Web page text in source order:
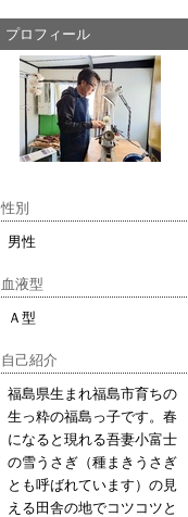
プロフィール
性別
男性
血液型
Ａ型
自己紹介
福島県生まれ福島市育ちの
生っ粋の福島っ子です。春
になると現れる吾妻小富士
の雪うさぎ（種まきうさぎ
とも呼ばれています）の見
える田舎の地でコツコツと